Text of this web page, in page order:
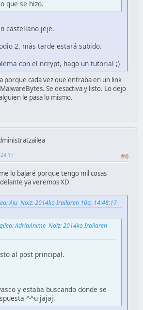
que se hizo.
castellano jeje.
2, más tarde estará subido.
con el ncrypt, hago un tutorial ;)
porque cada vez que entraba en un link
Se desactiva y listo. Lo dejo
le pasa lo mismo.
#6
lo bajaré porque tengo mil cosas
ya veremos XD
Aju Noiz: 2014ko Irailaren 10a, 14:48:17
AdriaAnime Noiz: 2014ko Irailaren
al post principal.
y estaba buscando donde se
^^u jajaj.